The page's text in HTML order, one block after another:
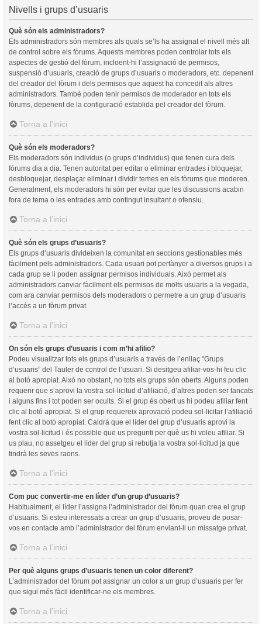
Nivells i grups d’usuaris
Què són els administradors?
Els administradors són membres als quals se’ls ha assignat el nivell més alt
de control sobre els fòrums. Aquests membres poden controlar tots els
aspectes de gestió del fòrum, incloent-hi l’assignació de permisos,
suspensió d’usuaris, creació de grups d’usuaris o moderadors, etc. depenent
del creador del fòrum i dels permisos que aquest ha concedit als altres
administradors. També poden tenir permisos de moderador en tots els
fòrums, depenent de la configuració establida pel creador del fòrum.
Torna a l’inici
Què són els moderadors?
Els moderadors són individus (o grups d’individus) que tenen cura dels
fòrums dia a dia. Tenen autoritat per editar o eliminar entrades i bloquejar,
desbloquejar, desplaçar eliminar i dividir temes en els fòrums que moderen.
Generalment, els moderadors hi són per evitar que les discussions acabin
fora de tema o les entrades amb contingut insultant o ofensiu.
Torna a l’inici
Què són els grups d’usuaris?
Els grups d’usuaris divideixen la comunitat en seccions gestionables més
fàcilment pels administradors. Cada usuari pot pertànyer a diversos grups i a
cada grup se li poden assignar permisos individuals. Això permet als
administradors canviar fàcilment els permisos de molts usuaris a la vegada,
com ara canviar permisos dels moderadors o permetre a un grup d’usuaris
l’accés a un fòrum privat.
Torna a l’inici
On són els grups d’usuaris i com m’hi afilio?
Podeu visualitzar tots els grups d’usuaris a través de l’enllaç “Grups
d’usuaris” del Tauler de control de l’usuari. Si desitgeu afiliar-vos-hi feu clic
al botó apropiat. Això no obstant, no tots els grups són oberts. Alguns poden
requerir que s’aprovi la vostra sol·licitud d’afiliació, d’altres poden ser tancats
i alguns fins i tot poden ser ocults. Si el grup és obert us hi podeu afiliar fent
clic al botó apropiat. Si el grup requereix aprovació podeu sol·licitar l’afiliació
fent clic al botó apropiat. Caldrà que el líder del grup d’usuaris aprovi la
vostra sol·licitud i és possible que us pregunti per què us hi voleu afiliar. Si
us plau, no assetgeu el líder del grup si rebutja la vostra sol·licitud ja que
tindrà les seves raons.
Torna a l’inici
Com puc convertir-me en líder d’un grup d’usuaris?
Habitualment, el líder l’assigna l’administrador del fòrum quan crea el grup
d’usuaris. Si esteu interessats a crear un grup d’usuaris, proveu de posar-
vos en contacte amb l’administrador del fòrum enviant-li un missatge privat.
Torna a l’inici
Per què alguns grups d’usuaris tenen un color diferent?
L’administrador del fòrum pot assignar un color a un grup d’usuaris per fer
que sigui més fàcil identificar-ne els membres.
Torna a l’inici